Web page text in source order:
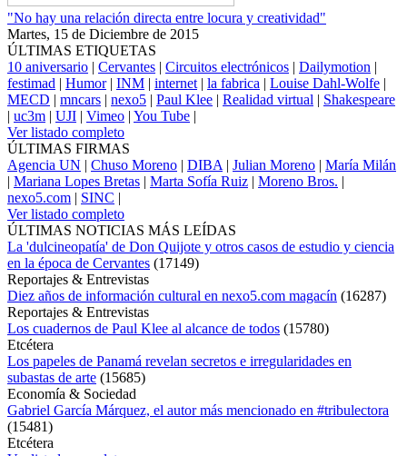
"No hay una relación directa entre locura y creatividad"
Martes, 15 de Diciembre de 2015
ÚLTIMAS ETIQUETAS
10 aniversario | Cervantes | Circuitos electrónicos | Dailymotion |
festimad | Humor| INM | internet | la fabrica | Louise Dahl-Wolfe |
MECD | mncars | nexo5 | Paul Klee | Realidad virtual | Shakespeare
| uc3m | UJI | Vimeo | You Tube |
Ver listado completo
ÚLTIMAS FIRMAS
Agencia UN | Chuso Moreno | DIBA | Julian Moreno | María Milán
| Mariana Lopes Bretas | Marta Sofía Ruiz | Moreno Bros. |
nexo5.com | SINC |
Ver listado completo
ÚLTIMAS NOTICIAS MÁS LEÍDAS
La 'dulcineopatía' de Don Quijote y otros casos de estudio y ciencia
en la época de Cervantes (17149)
Reportajes & Entrevistas
Diez años de información cultural en nexo5.com magacín (16287)
Reportajes & Entrevistas
Los cuadernos de Paul Klee al alcance de todos (15780)
Etcétera
Los papeles de Panamá revelan secretos e irregularidades en
subastas de arte (15685)
Economía & Sociedad
Gabriel García Márquez, el autor más mencionado en #tribulectora
(15481)
Etcétera